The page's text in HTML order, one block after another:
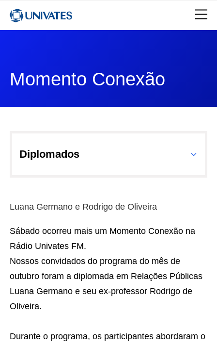
Momento Conexão
Luana Germano e Rodrigo de Oliveira
Sábado ocorreu mais um Momento Conexão na
Rádio Univates FM.
Nossos convidados do programa do mês de
outubro foram a diplomada em Relações Públicas
Luana Germano e seu ex-professor Rodrigo de
Oliveira.
Durante o programa, os participantes abordaram o
Diplomados